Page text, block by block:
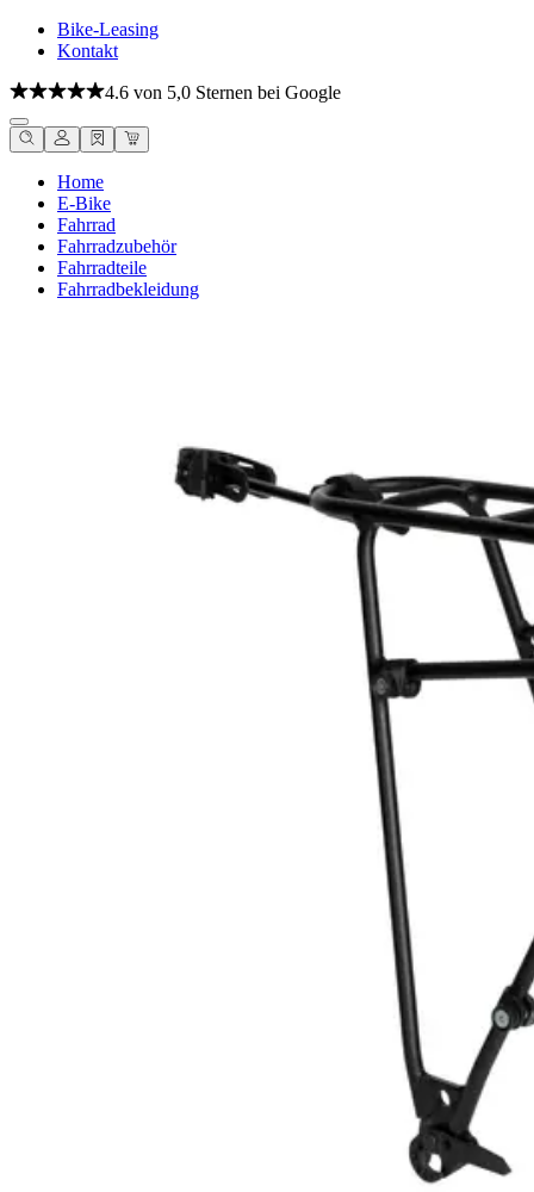
Bike-Leasing
Kontakt
4.6 von 5,0 Sternen bei Google
Home
E-Bike
Fahrrad
Fahrradzubehör
Fahrradteile
Fahrradbekleidung